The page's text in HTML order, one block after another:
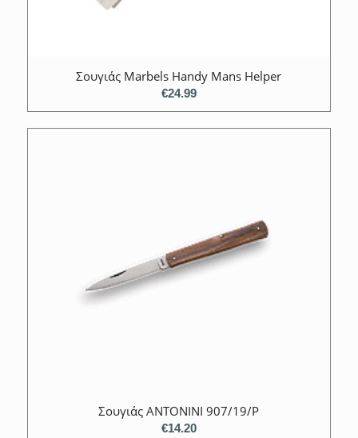
Σουγιάς Marbels Handy Mans Helper
€24.99
Σουγιάς ANTONINI 907/19/P
€14.20